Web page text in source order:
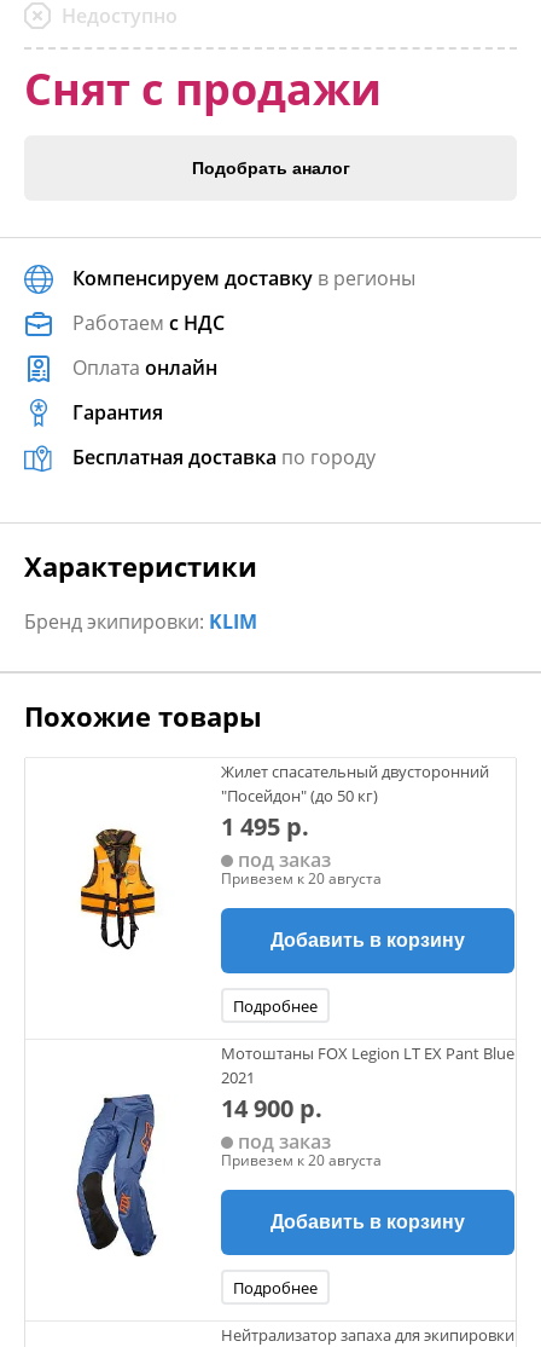
Недоступно
Снят с продажи
Подобрать аналог
Компенсируем доставку в регионы
Работаем с НДС
Оплата онлайн
Гарантия
Бесплатная доставка по городу
Характеристики
Бренд экипировки: KLIM
Похожие товары
Жилет спасательный двусторонний
"Посейдон" (до 50 кг)
1 495 р.
под заказ
Привезем к 20 августа
Добавить в корзину
Подробнее
Мотоштаны FOX Legion LT EX Pant Blue
2021
14 900 р.
под заказ
Привезем к 20 августа
Добавить в корзину
Подробнее
Нейтрализатор запаха для экипировки